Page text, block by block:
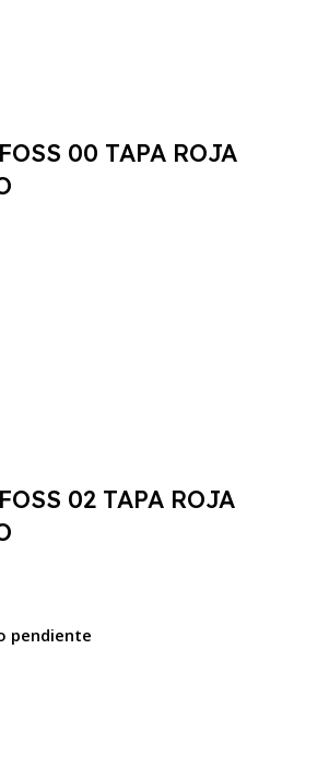
00 TAPA ROJA
02 TAPA ROJA
pendiente